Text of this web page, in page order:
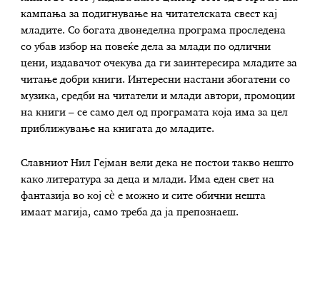
кампања за подигнување на читателската свест кај
младите. Со богата двонеделна програма проследена
со убав избор на повеќе дела за млади по одлични
цени, издавачот очекува да ги заинтересира младите за
читање добри книги. Интересни настани збогатени со
музика, средби на читатели и млади автори, промоции
на книги – се само дел од програмата која има за цел
приближување на книгата до младите.
Славниот Нил Гејман вели дека не постои такво нешто
како литература за деца и млади. Има еден свет на
фантазија во кој сè е можно и сите обични нешта
имаат магија, само треба да ја препознаеш.